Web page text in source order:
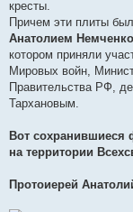
кресты.
Причем эти плиты
Анатолием Немченко
котором приняли
Мировых войн,
Правительства РФ,
Тархановым.
Вот сохранившиеся
на территории
Протоиерей